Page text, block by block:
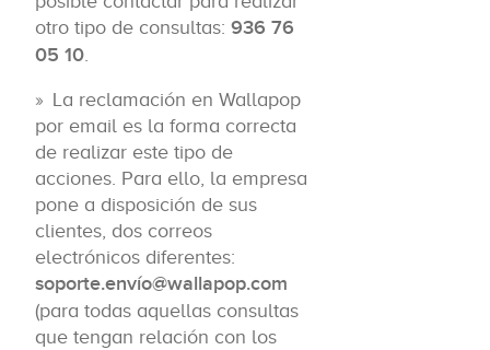
otro tipo de consultas: 936 76
05 10
La reclamación en Wallapop
por email es la forma correcta
de realizar este tipo de
acciones. Para ello, la empresa
pone a disposición de sus
clientes, dos correos
electrónicos diferentes:
soporte.envío@wallapop.com
(para todas aquellas consultas
que tengan relación con los